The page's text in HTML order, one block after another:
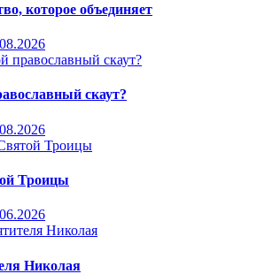
которое объединяет
скаут?
Троицы
Николая